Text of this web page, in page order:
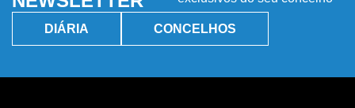
DIÁRIA CONCELHOS